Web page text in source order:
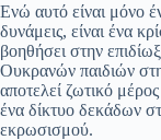
Ενώ αυτό είναι μόνο
δυνάμεις, είναι ένα
βοηθήσει στην
Ουκρανών παιδιών
αποτελεί ζωτικό
ένα δίκτυο δεκάδων
εκρωσισμού.